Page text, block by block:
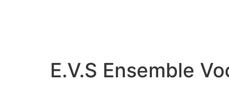
E.V.S Ensemble